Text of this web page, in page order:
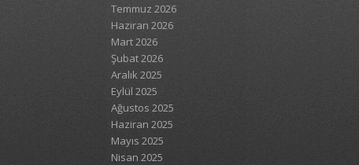
Temmuz 2026
Haziran 2026
Mart 2026
Şubat 2026
Aralık 2025
Eylül 2025
Ağustos 2025
Haziran 2025
Mayıs 2025
Nisan 2025